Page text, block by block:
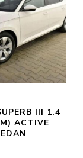
III 1.4
ACTIVE